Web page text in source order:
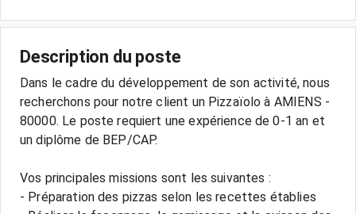
Description du poste
Dans le cadre du développement de son activité, nous
recherchons pour notre client un Pizzaïolo à AMIENS -
80000. Le poste requiert une expérience de 0-1 an et
un diplôme de BEP/CAP.
Vos principales missions sont les suivantes :
- Préparation des pizzas selon les recettes établies